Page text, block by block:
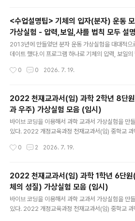
다. )아래는 7단원 교과서 pdf 파일이다. 저화질로 압
놓은 파일이다. 원본 파일은 천재교과서 사이트에 가
운 받을 수 있다.아래 링크로 들어가면 전자교과서를
볼 수 있습니다. https://cdata2.tsherpa.co.kr/
k/tsherpa/22/22ebook_M/
nURL=..%2F..%2Fresou..
<수업설명팁> 기체의 입자(분자) 운동
가상실험 - 압력,보일,샤를 법칙 모두 설명
2013년에 만들었던 분자 운동 가상실험을 대대적으
데이트 했다.이 프로그램 하나로 기체의 압력, 보일의
수 있다. 아래 링크에서 실행하면 된다. https://
motion2.html1. 수업시간에 활용방법 공기를 넣은
을 보여주면서 질문한다. 이 풍선은 왜 더 이상 부풀어
지 않는 것일까? 이 풍선을 더 부풀어 오르게 하려면
게 해야 할까?풍선 안쪽과 바깥쪽의 충돌횟수가 같아
까지 풍선은 부풀어 오른다. 따라서 풍선을 더 부풀게
의 충돌횟수를 줄이면 된다. 풍선에 바람을..
0 0 2026. 7. 19.
2022 천재교과서(임) 과학 2학년 8단
과 우주) 가상실험 모음 (임시)
바이브 코딩을 이용해서 과학 교과서 가상실험을 만
있다. 2022 개정교육과정 천재교과서(임) 중학교 과
다.(물론 다른 과학 교과서도 2022 개정교육과정에서
다. )아래는 6단원 교과서 pdf 파일이다. 저화질로 압
놓은 파일이다. 원본 파일은 천재교과서 사이트에 가
운 받을 수 있다.아래 링크로 들어가면 전자교과서를
볼 수 있습니다. https://cdata2.tsherpa.co.kr/
k/tsherpa/22/22ebook_M/
0 2 2026. 7. 19.
2022 천재교과서(임) 과학 1학년 6단원(
체의 성질) 가상실험 모음 (임시)
바이브 코딩을 이용해서 과학 교과서 가상실험을 만
있다. 2022 개정교육과정 천재교과서(임) 중학교 과